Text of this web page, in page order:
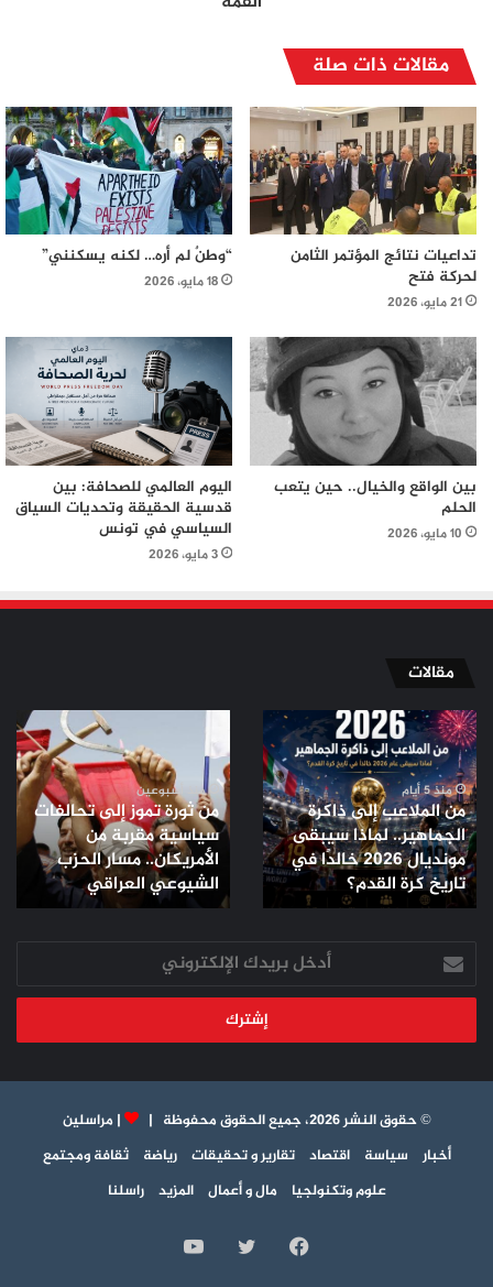
مقالات ذات صلة
تداعيات نتائج المؤتمر الثامن
لحركة فتح
21 مايو، 2026
“وطنٌ لم أره… لكنه يسكنني”
18 مايو، 2026
بين الواقع والخيال.. حين يتعب
الحلم
10 مايو، 2026
اليوم العالمي للصحافة: بين
قدسية الحقيقة وتحديات السياق
السياسي في تونس
3 مايو، 2026
مقالات
من
الملاعب
إلى
ذاكرة
الجماهير..
لماذا
سيبقى
مونديال
2026
في
تاريخ
كرة
منذ 5 أيام
من الملاعب إلى ذاكرة
الجماهير.. لماذا سيبقى
مونديال 2026 خالدًا في
تاريخ كرة القدم؟
ثورة
تموز
إلى
تحالفات
سياسية
مقربة
من
الأمريكان..
الحزب
الشيوعي
العراقي
منذ أسبوعين
من ثورة تموز إلى تحالفات
سياسية مقربة من
الأمريكان.. مسار الحزب
الشيوعي العراقي
أدخل
بريدك
الإلكتروني
© حقوق النشر 2026، جميع الحقوق محفوظة | |مراسلين
أخبار
سياسة اقتصاد تقارير و تحقيقات رياضة
ثقافة ومجتمع
علوم وتكنولجيا
مال و أعمال المزيد راسلنا
فيسبوك تويتر يوتيوب